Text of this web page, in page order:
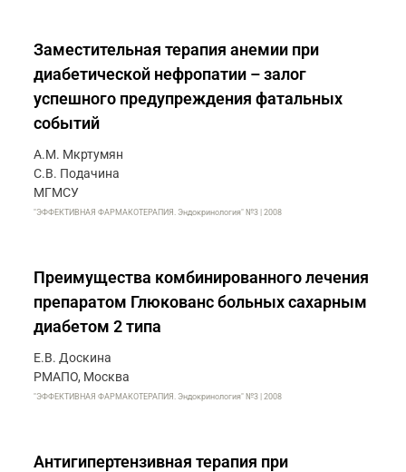
Заместительная терапия анемии при
диабетической нефропатии – залог
успешного предупреждения фатальных
событий
А.М. Мкртумян
С.В. Подачина
МГМСУ
"ЭФФЕКТИВНАЯ ФАРМАКОТЕРАПИЯ. Эндокринология" №3 | 2008
Преимущества комбинированного лечения
препаратом Глюкованс больных сахарным
диабетом 2 типа
Е.В. Доскина
РМАПО, Москва
"ЭФФЕКТИВНАЯ ФАРМАКОТЕРАПИЯ. Эндокринология" №3 | 2008
Антигипертензивная терапия при